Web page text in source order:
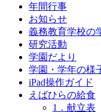
年間行事
お知らせ
義務教育学校
研究活動
学園だより
学園・学年の様
iPad操作ガイド
えばひらの給食
1．献立表